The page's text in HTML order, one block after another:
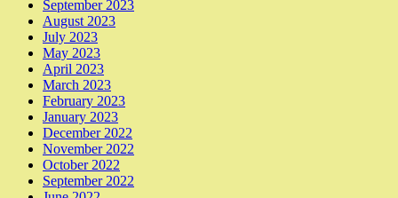
September 2023
August 2023
July 2023
May 2023
April 2023
March 2023
February 2023
January 2023
December 2022
November 2022
October 2022
September 2022